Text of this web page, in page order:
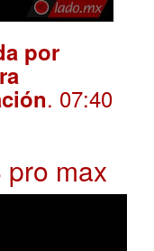
por
. 07:40
max